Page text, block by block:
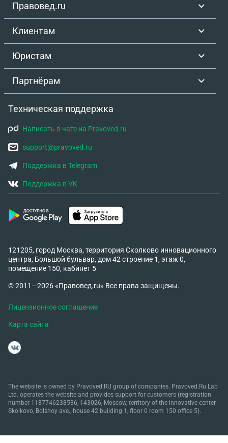
Правовед.ru
Клиентам
Юристам
Партнёрам
Техническая поддержка
Написать в чате на Pravoved.ru
support@pravoved.ru
Поддержка в Telegram
Поддержка в VK
121205, город Москва, территория Сколково инновационного
центра, Большой бульвар, дом 42 строение 1, этаж 0,
помещение 150, кабинет 5
© 2011—2026 «Правовед.ru» Все права защищены.
Лицензионное соглашение
Карта сайта
The website is owned by Pravoved.RU group of companies. Pravoved.Ru Lab
Ltd. operates the website and provides support for customers (registration
number 1187746238536, 143026, Moscow, territory of the innovative center
Skolkovo, Bolshoy ave., house 42 building 1, floor 0 room 150 office 5).